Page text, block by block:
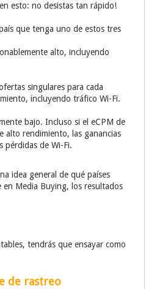
esto: no desistas tan rápido!
que tenga uno de estos tres
alto, incluyendo
singulares para cada
incluyendo tráfico Wi-Fi.
bajo. Incluso si el eCPM de
alto rendimiento, las ganancias
pérdidas de Wi-Fi.
idea general de qué países
Media Buying, los resultados
tendrás que ensayar como
de rastreo